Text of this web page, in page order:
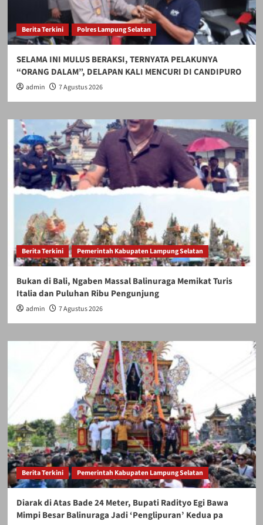
Berita Terkini Polres Lampung Selatan
SELAMA INI MULUS BERAKSI, TERNYATA PELAKUNYA
“ORANG DALAM”, DELAPAN KALI MENCURI DI CANDIPURO
admin 7 Agustus 2026
Berita Terkini Pemerintah Kabupaten Lampung Selatan
Bukan di Bali, Ngaben Massal Balinuraga Memikat Turis
Italia dan Puluhan Ribu Pengunjung
admin 7 Agustus 2026
Berita Terkini Pemerintah Kabupaten Lampung Selatan
Diarak di Atas Bade 24 Meter, Bupati Radityo Egi Bawa
Mimpi Besar Balinuraga Jadi ‘Penglipuran’ Kedua pa